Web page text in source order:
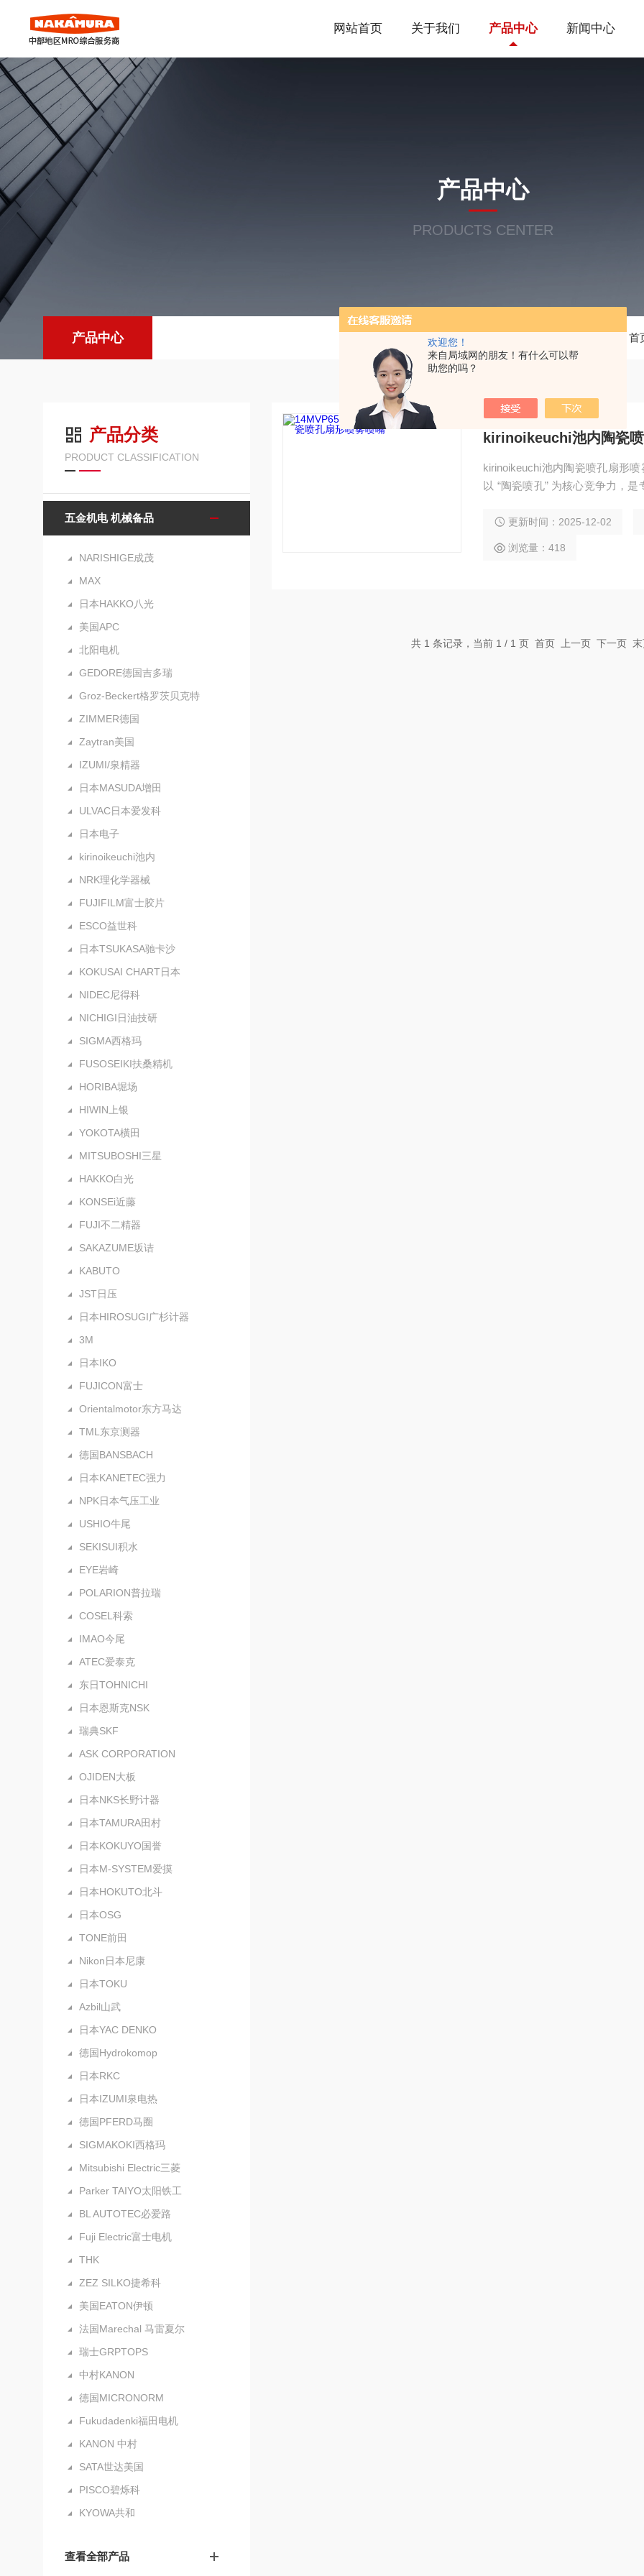
欢迎您！
来自局域网的朋友！有什么可以帮
助您的吗？
网站首页 关于我们 产品中心 新闻中心
产品中心
PRODUCTS CENTER
产品中心 首
产品分类
PRODUCT CLASSIFICATION
五金机电 机械备品
NARISHIGE成茂
MAX
日本HAKKO八光
美国APC
北阳电机
GEDORE德国吉多瑞
Groz-Beckert格罗茨贝克特
ZIMMER德国
Zaytran美国
IZUMI/泉精器
日本MASUDA增田
ULVAC日本爱发科
日本电子
kirinoikeuchi池内
NRK理化学器械
FUJIFILM富士胶片
ESCO益世科
日本TSUKASA驰卡沙
KOKUSAI CHART日本
NIDEC尼得科
NICHIGI日油技研
SIGMA西格玛
FUSOSEIKI扶桑精机
HORIBA堀场
HIWIN上银
YOKOTA橫田
MITSUBOSHI三星
HAKKO白光
KONSEi近藤
FUJI不二精器
SAKAZUME坂诘
KABUTO
JST日压
日本HIROSUGI广杉计器
3M
日本IKO
FUJICON富士
Orientalmotor东方马达
TML东京测器
德国BANSBACH
日本KANETEC强力
NPK日本气压工业
USHIO牛尾
SEKISUI积水
EYE岩崎
POLARION普拉瑞
COSEL科索
IMAO今尾
ATEC爱泰克
东日TOHNICHI
日本恩斯克NSK
瑞典SKF
ASK CORPORATION
OJIDEN大板
日本NKS长野计器
日本TAMURA田村
日本KOKUYO国誉
日本M-SYSTEM爱摸
日本HOKUTO北斗
日本OSG
TONE前田
Nikon日本尼康
日本TOKU
Azbil山武
日本YAC DENKO
德国Hydrokomop
日本RKC
日本IZUMI泉电热
德国PFERD马圈
SIGMAKOKI西格玛
Mitsubishi Electric三菱
Parker TAIYO太阳铁工
BL AUTOTEC必爱路
Fuji Electric富士电机
THK
ZEZ SILKO捷希科
美国EATON伊顿
法国Marechal 马雷夏尔
瑞士GRPTOPS
中村KANON
德国MICRONORM
Fukudadenki福田电机
KANON 中村
SATA世达美国
PISCO碧烁科
KYOWA共和
查看全部产品
kirinoikeuchi池内陶瓷
kirinoikeuchi池内陶瓷喷孔扇形
以 “陶瓷喷孔” 为核心竞争力，
用高纯度氧化铝陶瓷芯片，莫
更新时间：2025-12-02
浏览量：418
共 1 条记录，当前 1 / 1 页 首页 上一页 下一页